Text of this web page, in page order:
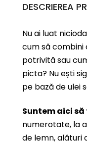
DESCRIEREA
Nu ai luat
cum să combini
potrivită sau
picta? Nu ești
pe bază de ulei
Suntem aici
numerotate, la
de lemn, alături